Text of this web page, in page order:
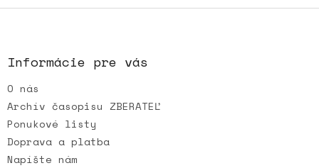
Z
i
e
Informácie pre vás
O nás
Archív časopisu ZBERATEĽ
Ponukové listy
Doprava a platba
Napíšte nám